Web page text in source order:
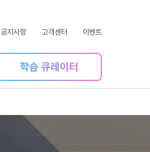
공지사항 고객센터 이벤트
학습 큐레이터